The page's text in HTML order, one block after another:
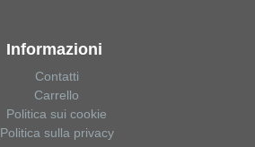
Informazioni
Contatti
Carrello
Politica sui cookie
Politica sulla privacy